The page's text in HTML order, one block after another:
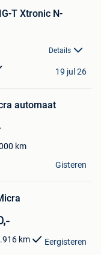
T Xtronic N-
Details
19 jul 26
automaat
km
Gisteren
km Eergisteren